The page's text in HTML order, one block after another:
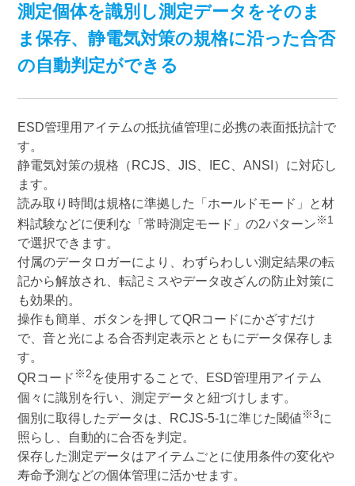
測定個体を識別し測定データをそのま
ま保存、静電気対策の規格に沿った合否
の自動判定ができる
ESD管理用アイテムの抵抗値管理に必携の表面抵抗計で
す。
静電気対策の規格（RCJS、JIS、IEC、ANSI）に対応し
ます。
読み取り時間は規格に準拠した「ホールドモード」と材
料試験などに便利な「常時測定モード」の2パターン ※1
で選択できます。
付属のデータロガーにより、わずらわしい測定結果の転
記から解放され、転記ミスやデータ改ざんの防止対策に
も効果的。
操作も簡単、ボタンを押してQRコードにかざすだけ
で、音と光による合否判定表示とともにデータ保存しま
す。
QRコード ※2 を使用することで、ESD管理用アイテム
個々に識別を行い、測定データと紐づけします。
個別に取得したデータは、RCJS-5-1に準じた閾値 ※3に
照らし、自動的に合否を判定。
保存した測定データはアイテムごとに使用条件の変化や
寿命予測などの個体管理に活かせます。